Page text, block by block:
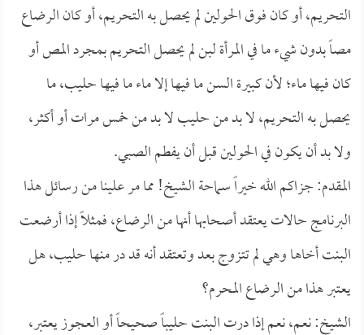
التحريم، أو كان فوق الحولين لم يحصل به التحريم، أو كان الرضاع
مصاً بدون شيء ما في المرأة لبن لم يحصل التحريم بمجرد المص أو
كان فيها ماء؛ لأن كبيرة السن ما فيها إلا ماء ما فيها حليب، ما
يحصل به التحريم، لا بد من حليب لا بد من خمس مرات أو أكثر،
ولا بد أن يكون في الحولين قبل أن يفطم الصبي.
المقدم: جزاكم الله خيراً سماحة الشيخ! مما مر علينا من رسائل هذا
البرنامج حالات يعتقد أصحابها أنها من الرضاع، فمثلاً إذا أرضعت
البنت أخاها وهي لم تتزوج بعد وتعتقد أنه قد در منها حليب، هل
يعتبر هذا من الرضاع المحرم؟
الشيخ: نعم، نعم إذا درت البنت حليباً صحيحاً أو العجوز يعتبر،